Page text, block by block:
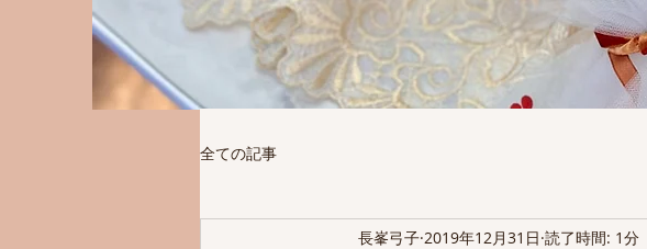
全ての記事
長峯弓子 2019年12月31日 読了時間: 1分